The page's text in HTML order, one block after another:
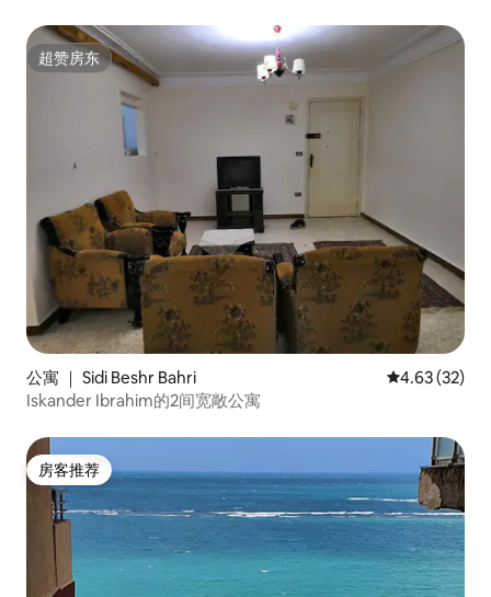
超赞房东
超赞房东
公寓 ｜ Sidi Beshr Bahri 平均评分
4.63 (32)
Iskander Ibrahim的2间宽敞公寓
房客推荐
房客推荐